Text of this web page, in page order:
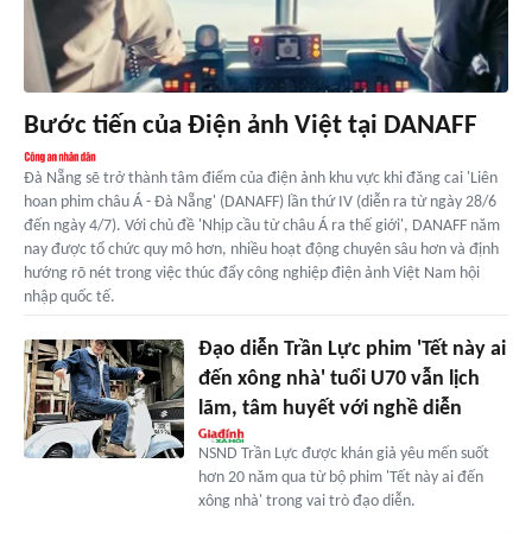
Bước tiến của Điện ảnh Việt tại DANAFF
Đà Nẵng sẽ trở thành tâm điểm của điện ảnh khu vực khi đăng cai 'Liên
hoan phim châu Á - Đà Nẵng' (DANAFF) lần thứ IV (diễn ra từ ngày 28/6
đến ngày 4/7). Với chủ đề 'Nhịp cầu từ châu Á ra thế giới', DANAFF năm
nay được tổ chức quy mô hơn, nhiều hoạt động chuyên sâu hơn và định
hướng rõ nét trong việc thúc đẩy công nghiệp điện ảnh Việt Nam hội
nhập quốc tế.
Đạo diễn Trần Lực phim 'Tết này ai
đến xông nhà' tuổi U70 vẫn lịch
lãm, tâm huyết với nghề diễn
NSND Trần Lực được khán giả yêu mến suốt
hơn 20 năm qua từ bộ phim 'Tết này ai đến
xông nhà' trong vai trò đạo diễn.